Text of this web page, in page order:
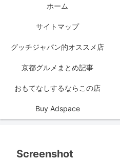
ホーム
サイトマップ
グッチジャパン的オススメ店
京都グルメまとめ記事
おもてなしするならこの店
Buy Adspace
Screenshot